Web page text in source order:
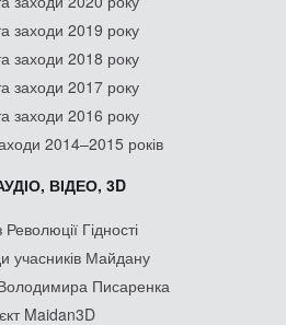
заходи 2019 року
заходи 2018 року
заходи 2017 року
заходи 2016 року
2014–2015 років
ВІДЕО, 3D
Гідності
учасників Майдану
Писаренка
Maidan3D